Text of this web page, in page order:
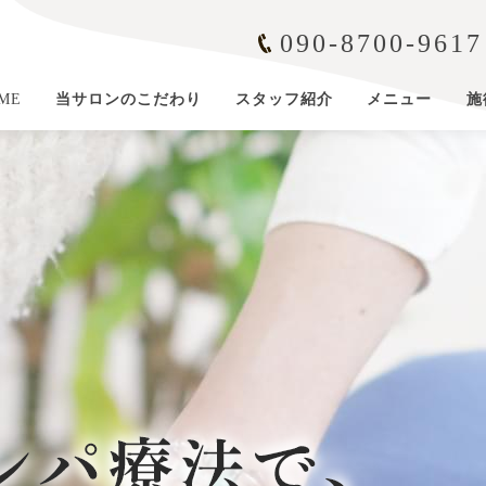
当サロンのこだわり スタッフ紹介 メニュー 施
090-8700-9617